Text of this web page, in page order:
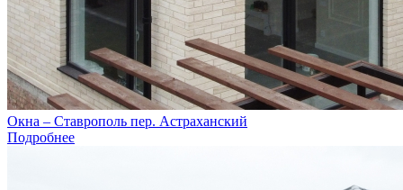
Окна – Ставрополь пер. Астраханский
Подробнее